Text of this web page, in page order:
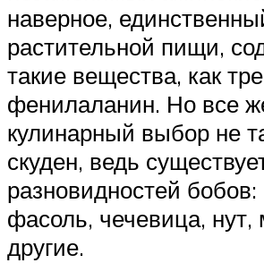
наверное,
растительной пищи,
такие вещества, как
фенилаланин. Но все
кулинарный выбор не
скуден, ведь
разновидностей бобов:
фасоль, чечевица,
другие.